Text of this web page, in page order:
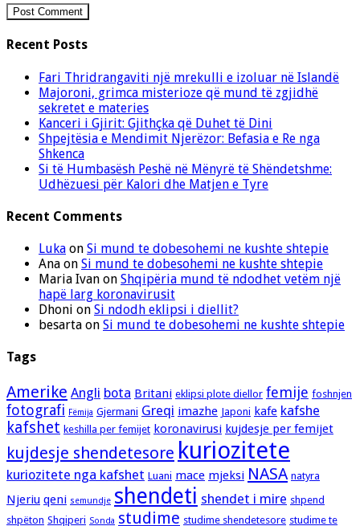
Recent Posts
Fari Thridrangaviti një mrekulli e izoluar në Islandë
Majoroni, grimca misterioze që mund të zgjidhë
sekretet e materies
Kanceri i Gjirit: Gjithçka që Duhet të Dini
Shpejtësia e Mendimit Njerëzor: Befasia e Re nga
Shkenca
Si të Humbasësh Peshë në Mënyrë të Shëndetshme:
Udhëzuesi për Kalori dhe Matjen e Tyre
Recent Comments
Luka on Si mund te dobesohemi ne kushte shtepie
Ana on Si mund te dobesohemi ne kushte shtepie
Maria Ivan on Shqipëria mund të ndodhet vetëm një
hapë larg koronavirusit
Dhoni on Si ndodh eklipsi i diellit?
besarta on Si mund te dobesohemi ne kushte shtepie
Tags
Amerike Angli bota Britani eklipsi plote diellor femije foshnjen
fotografi Fëmija Gjermani Greqi imazhe Japoni kafe kafshe
kafshet keshilla per femijet koronavirusi kujdesje per femijet
kujdesje shendetesore kuriozitete
kuriozitete nga kafshet Luani mace mjeksi NASA natyra
Njeriu qeni semundje shendeti shendet i mire shpend
shpëton Shqiperi Sonda studime studime shendetesore studime te